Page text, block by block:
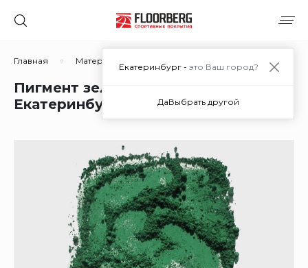
Главная Материалы Материалы для покрытий из
Пигмент зеленый неорганический в
Екатеринбурге
Екатеринбург - это Ваш город?
ДаВыбрать другой